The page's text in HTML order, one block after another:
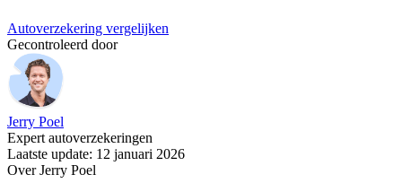
Autoverzekering vergelijken
Gecontroleerd door
Jerry Poel
Expert autoverzekeringen
Laatste update: 12 januari 2026
Over Jerry Poel